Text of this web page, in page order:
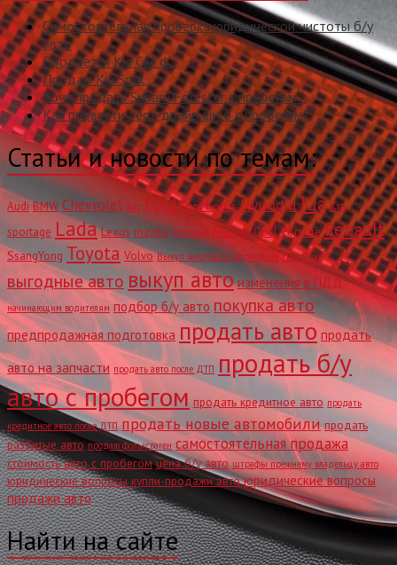
Самостоятельная проверка юридической чистоты б/у
авто
Продается Kia Cee’d…
Продам Kia Soul…
Хочу продать Subaru Forester с пробегом…
Как провести тест-драйв авто с пробегом?
Статьи и новости по темам:
Audi BMW Chevrolet fiat Ford Ford Focus HyundaiKia Kia
sportage Lada Lexus mazda Mercedes Nissan Opel Porsche Renault
SsangYong Toyota Volvo Выкуп залогового автомобиля ПТС Пежо
выгодные авто выкуп авто изменения в ПДД
начинающим водителям подбор б/у авто покупка авто
предпродажная подготовка продать авто продать
авто на запчасти продать авто после ДТП продать б/у
авто с пробегом продать кредитное авто продать
кредитное авто после ДТП продать новые автомобили продать
разбитые авто продаю фольксваген самостоятельная продажа
стоимость авто с пробегом цена б/у авто штрафы прежнему владельцу авто
юридические вопросы купли-продажи авто юридические вопросы
продажи авто
Найти на сайте